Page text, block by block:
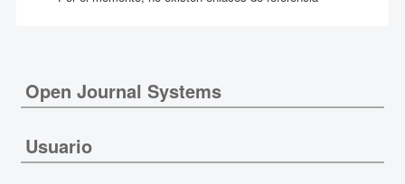
Open Journal Systems
Usuario